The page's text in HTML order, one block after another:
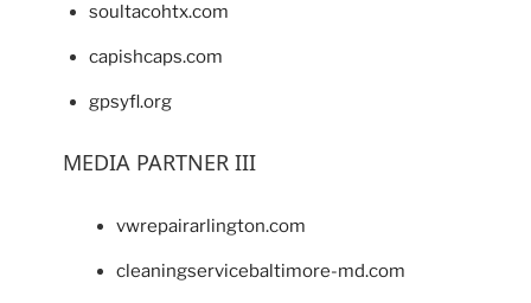
soultacohtx.com
capishcaps.com
gpsyfl.org
MEDIA PARTNER III
vwrepairarlington.com
cleaningservicebaltimore-md.com